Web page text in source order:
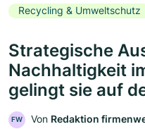
Recycling & Umweltschutz
Strategische
Nachhaltigkeit
gelingt sie auf
FW Von Redaktion